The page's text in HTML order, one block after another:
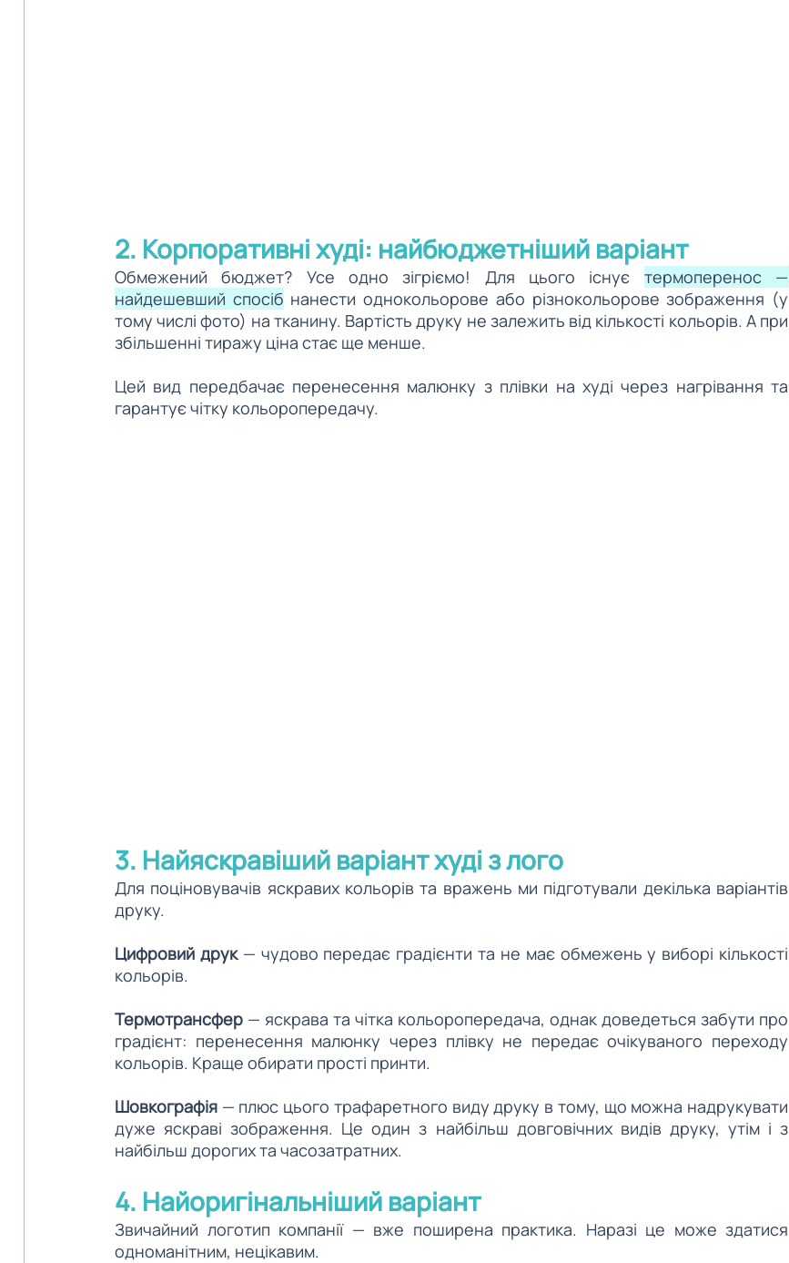
2. Корпоративні худі: найбюджетніший варіант
Обмежений бюджет? Усе одно зігріємо! Для цього існує термоперенос —
найдешевший спосіб нанести однокольорове або різнокольорове зображення (у
тому числі фото) на тканину. Вартість друку не залежить від кількості кольорів. А при
збільшенні тиражу ціна стає ще менше.
Цей вид передбачає перенесення малюнку з плівки на худі через нагрівання та
гарантує чітку кольоропередачу.
3. Найяскравіший варіант худі з лого
Для поціновувачів яскравих кольорів та вражень ми підготували декілька варіантів
друку.
Цифровий друк — чудово передає градієнти та не має обмежень у виборі кількості
кольорів.
Термотрансфер — яскрава та чітка кольоропередача, однак доведеться забути про
градієнт: перенесення малюнку через плівку не передає очікуваного переходу
кольорів. Краще обирати прості принти.
Шовкографія — плюс цього трафаретного виду друку в тому, що можна надрукувати
дуже яскраві зображення. Це один з найбільш довговічних видів друку, утім і з
найбільш дорогих та часозатратних.
4. Найоригінальніший варіант
Звичайний логотип компанії — вже поширена практика. Наразі це може здатися
одноманітним, нецікавим.